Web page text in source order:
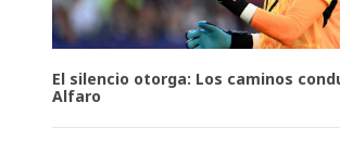
El silencio otorga: Los caminos
Alfaro